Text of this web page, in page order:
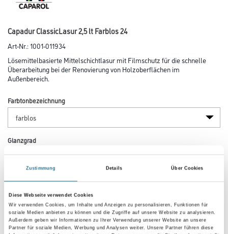
Zustimmung Details Über Cookies
Diese Webseite verwendet Cookies
Wir verwenden Cookies, um Inhalte und Anzeigen zu personalisieren, Funktionen für
soziale Medien anbieten zu können und die Zugriffe auf unsere Website zu analysieren.
Außerdem geben wir Informationen zu Ihrer Verwendung unserer Website an unsere
Partner für soziale Medien, Werbung und Analysen weiter. Unsere Partner führen diese
Capadur ClassicLasur 2,5 lt Farblos 24
Art-Nr.:1001-011934
Lösemittelbasierte Mittelschichtlasur mit Filmschutz für die schnelle
Überarbeitung bei der Renovierung von Holzoberflächen im
Außenbereich.
Farbtonbezeichnung
Glanzgrad
Gebinde